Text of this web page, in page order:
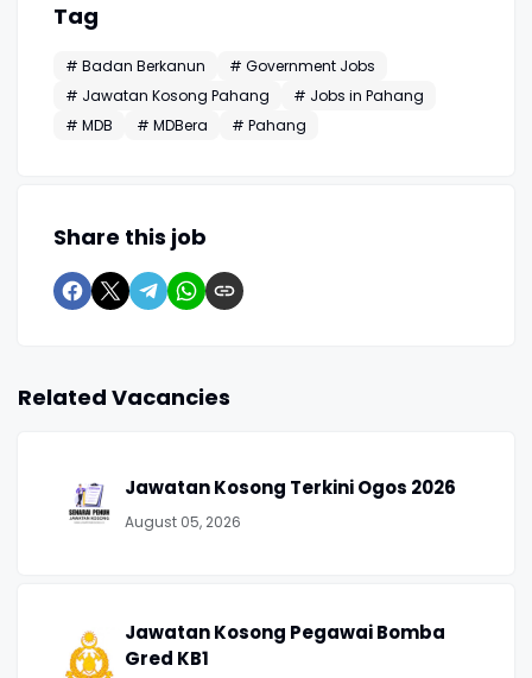
Tag
# Badan Berkanun
# Government Jobs
# Jawatan Kosong Pahang
# Jobs in Pahang
# MDB
# MDBera # Pahang
Share this job
Related Vacancies
Jawatan Kosong Terkini Ogos 2026
August 05, 2026
Jawatan Kosong Pegawai Bomba
Gred KB1